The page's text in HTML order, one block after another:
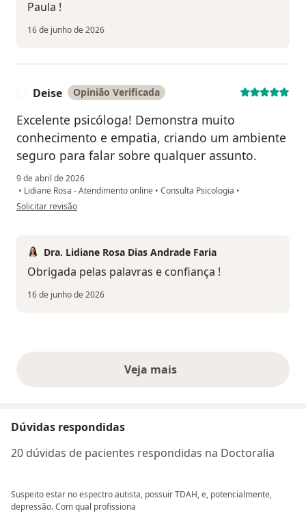
Paula !
16 de junho de 2026
Deise Opinião Verificada
Excelente psicóloga! Demonstra muito
conhecimento e empatia, criando um ambiente
seguro para falar sobre qualquer assunto.
9 de abril de 2026
• Lidiane Rosa - Atendimento online • Consulta Psicologia •
na opinião do utilizador Deise
Solicitar revisão
Dra. Lidiane Rosa Dias Andrade Faria
Obrigada pelas palavras e confiança !
16 de junho de 2026
Veja maisopiniões acima
Dúvidas respondidas
20 dúvidas de pacientes respondidas na Doctoralia
Suspeito estar no espectro autista, possuir TDAH, e, potencialmente,
depressão. Com qual profissiona